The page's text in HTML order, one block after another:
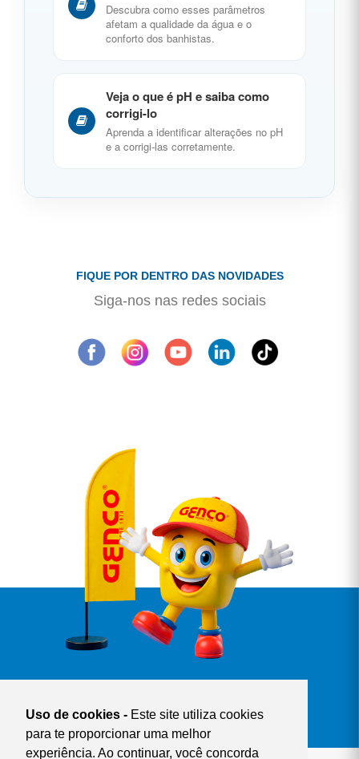
Uso de cookies - Este site utiliza cookies
para te proporcionar uma melhor
experiência. Ao continuar, você concorda
Descubra como esses parâmetros
afetam a qualidade da água e o
conforto dos banhistas.
Veja o que é pH e saiba como
corrigi-lo
Aprenda a identificar alterações no pH
e a corrigi-las corretamente.
FIQUE POR DENTRO DAS NOVIDADES
Siga-nos nas redes sociais
Guarulhos - SP - Cep 07220-010
(11) 2146-2146 | sac@genco.com.br